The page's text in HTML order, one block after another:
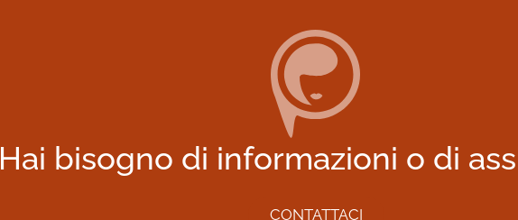
Hai bisogno di informazioni o di
CONTATTACI